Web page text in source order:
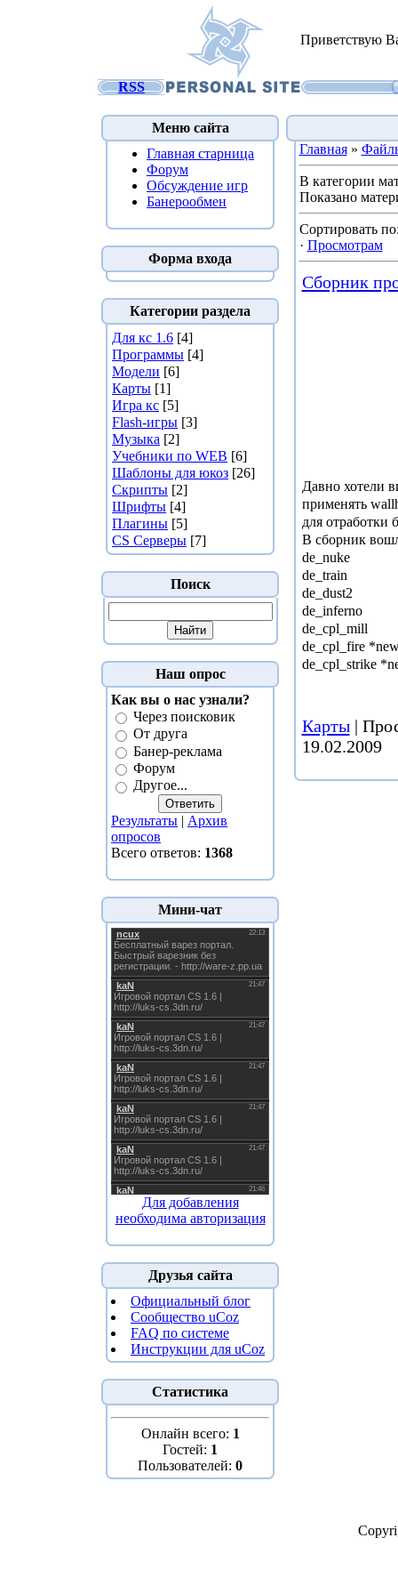
Приветствую
RSS
Меню сайта
Главная старница
Форум
Обсуждение игр
Банерообмен
Форма входа
Категории раздела
Для кс 1.6 [4]
Программы [4]
Модели [6]
Карты [1]
Игра кс [5]
Flash-игры [3]
Музыка [2]
Учебники по WEB [6]
Шаблоны для юкоз [26]
Скрипты [2]
Шрифты [4]
Плагины [5]
CS Серверы [7]
Поиск
Наш опрос
Как вы о нас узнали?
Через поисковик
От друга
Банер-реклама
Форум
Другое...
Результаты | Архив
опросов
Всего ответов: 1368
Мини-чат
Для добавления
необходима авторизация
Друзья сайта
Официальный блог
Сообщество uCoz
FAQ по системе
Инструкции для uCoz
Статистика
Онлайн всего: 1
Гостей: 1
Пользователей: 0
Главная»
В категории
Показано
Сортировать по
· Просмотрам
Сборник
Давно хотели
применять
для отработки
В сборник
de_nuke
de_train
de_dust2
de_inferno
de_cpl_mill
de_cpl_fire
de_cpl_strike
Карты|
19.02.2009